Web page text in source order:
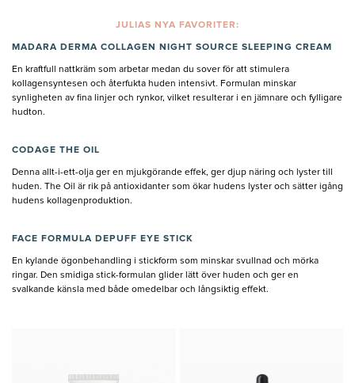
JULIAS NYA FAVORITER:
MADARA DERMA COLLAGEN NIGHT SOURCE SLEEPING CREAM
En kraftfull nattkräm som arbetar medan du sover för att stimulera
kollagensyntesen och återfukta huden intensivt. Formulan minskar
synligheten av fina linjer och rynkor, vilket resulterar i en jämnare och fylligare
hudton.
CODAGE THE OIL
Denna allt-i-ett-olja ger en mjukgörande effek, ger djup näring och lyster till
huden. The Oil är rik på antioxidanter som ökar hudens lyster och sätter igång
hudens kollagenproduktion.
FACE FORMULA DEPUFF EYE STICK
En kylande ögonbehandling i stickform som minskar svullnad och mörka
ringar. Den smidiga stick-formulan glider lätt över huden och ger en
svalkande känsla med både omedelbar och långsiktig effekt.